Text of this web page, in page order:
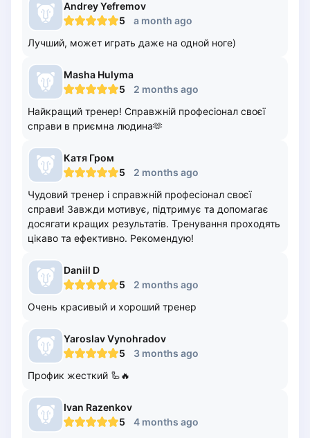
Trabki Wielkie
Tychy
Wroclaw
Wyszkow
Zabrze
Zielona Gora
Bucharest
Alicante
Cherkasy
Chernivtsi
Dnipro
Ivano-Frankivsk
Kharkiv
Khmelnytskyi
Odesa
Uzhhorod
AndreyYefremov
5
a month ago
Лучший, может играть даже на одной ноге)
Masha Hulyma
5
2 months ago
Найкращий тренер! Справжній професіонал своєї
справи в приємна людина🫶
Катя Гром
5
2 months ago
Чудовий тренер і справжній професіонал своєї
справи! Завжди мотивує, підтримує та допомагає
досягати кращих результатів. Тренування проходять
цікаво та ефективно. Рекомендую!
Daniil D
5
2 months ago
Очень красивый и хороший тренер
YaroslavVynohradov
5
3 months ago
Профик жесткий 🦾🔥
Ivan Razenkov
5
4 months ago